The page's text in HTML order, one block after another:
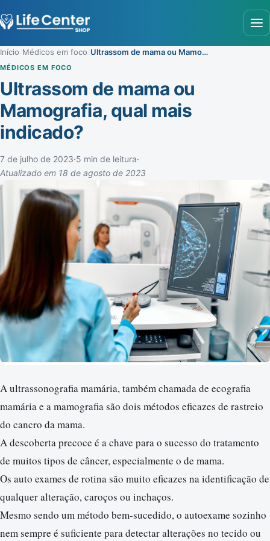
Início Médicos em foco Ultrassom de mama ou Mamografia, qual mais indicado?
MÉDICOS EM FOCO
Ultrassom de mama ou
Mamografia, qual mais
indicado?
7 de julho de 2023·5 min de leitura·
Atualizado em 18 de agosto de 2023
A ultrassonografia mamária, também chamada de ecografia
mamária e a mamografia são dois métodos eficazes de rastreio
do cancro da mama.
A descoberta precoce é a chave para o sucesso do tratamento
de muitos tipos de câncer, especialmente o de mama.
Os auto exames de rotina são muito eficazes na identificação de
qualquer alteração, caroços ou inchaços.
Mesmo sendo um método bem-sucedido, o autoexame sozinho
nem sempre é suficiente para detectar alterações no tecido ou